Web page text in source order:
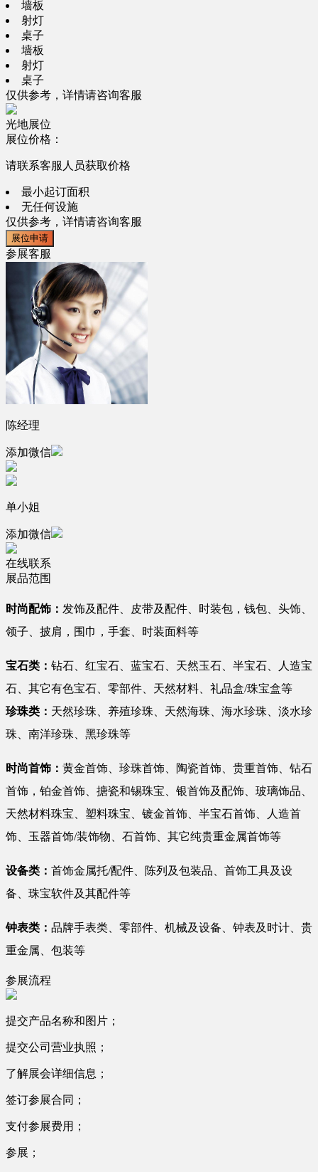
墙板
射灯
桌子
墙板
射灯
桌子
仅供参考，详情请咨询客服
光地展位
展位价格：
请联系客服人员获取价格
最小起订面积
无任何设施
仅供参考，详情请咨询客服
展位申请
参展客服
陈经理
添加微信
单小姐
添加微信
在线联系
展品范围
时尚配饰： 发饰及配件、皮带及配件、时装包，钱包、头饰、
领子、披肩，围巾，手套、时装面料等
宝石类： 钻石、红宝石、蓝宝石、天然玉石、半宝石、人造宝
石、其它有色宝石、零部件、天然材料、礼品盒/珠宝盒等
珍珠类： 天然珍珠、养殖珍珠、天然海珠、海水珍珠、淡水珍
珠、南洋珍珠、黑珍珠等
时尚首饰： 黄金首饰、珍珠首饰、陶瓷首饰、贵重首饰、钻石
首饰，铂金首饰、搪瓷和锡珠宝、银首饰及配饰、玻璃饰品、
天然材料珠宝、塑料珠宝、镀金首饰、半宝石首饰、人造首
饰、玉器首饰/装饰物、石首饰、其它纯贵重金属首饰等
设备类： 首饰金属托/配件、陈列及包装品、首饰工具及设
备、珠宝软件及其配件等
钟表类： 品牌手表类、零部件、机械及设备、钟表及时计、贵
重金属、包装等
参展流程
提交产品名称和图片；
提交公司营业执照；
了解展会详细信息；
签订参展合同；
支付参展费用；
参展；